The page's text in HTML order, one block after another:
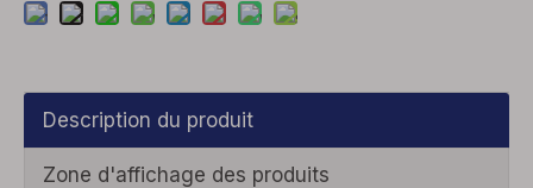
Description du produit
Zone d'affichage des produits